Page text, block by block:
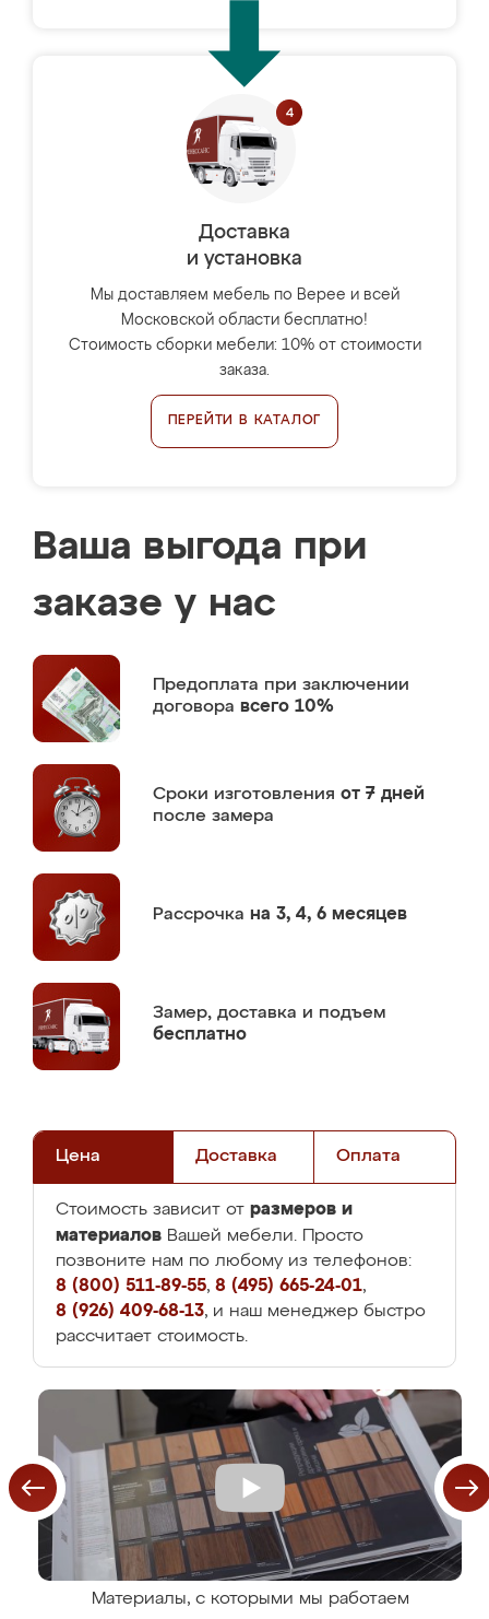
Доставка
и установка
Мы доставляем мебель по Верее и всей
Московской области бесплатно!
Стоимость сборки мебели: 10% от стоимости
заказа.
ПЕРЕЙТИ В КАТАЛОГ
Ваша выгода при
заказе у нас
Предоплата при заключении
договора всего 10%
Сроки изготовления от 7 дней
после замера
Рассрочка на 3, 4, 6 месяцев
Замер, доставка и подъем
бесплатно
Цена Доставка Оплата
Стоимость зависит от размеров и
материалов Вашей мебели. Просто
позвоните нам по любому из телефонов:
8 (800) 511-89-55, 8 (495) 665-24-01,
8 (926) 409-68-13, и наш менеджер быстро
рассчитает стоимость.
Материалы, с которыми мы работаем